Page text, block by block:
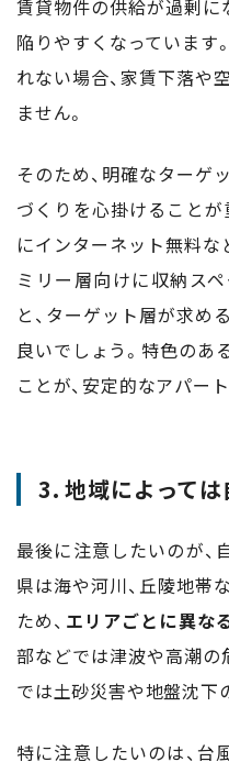
賃貸物件の供給が過剰に
陥りやすくなっています
れない場合、家賃下落や
ません。
そのため、明確なターゲ
づくりを心掛けることが
にインターネット無料な
ミリー層向けに収納ス
と、ターゲット層が求め
良いでしょう。特色のあ
ことが、安定的なアパー
3. 地域によって
最後に注意したいのが、
県は海や河川、丘陵地帯
ため、 エリアごとに異な
部などでは津波や高潮の
では土砂災害や地盤沈下
特に注意したいのは、台